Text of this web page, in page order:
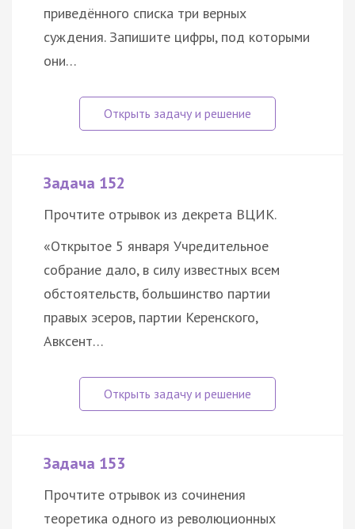
приведённого списка три верных
суждения. Запишите цифры, под которыми
они…
Задача 152
Прочтите отрывок из декрета ВЦИК.
«Открытое 5 января Учредительное
собрание дало, в силу известных всем
обстоятельств, большинство партии
правых эсеров, партии Керенского,
Авксент…
Задача 153
Прочтите отрывок из сочинения
теоретика одного из революционных